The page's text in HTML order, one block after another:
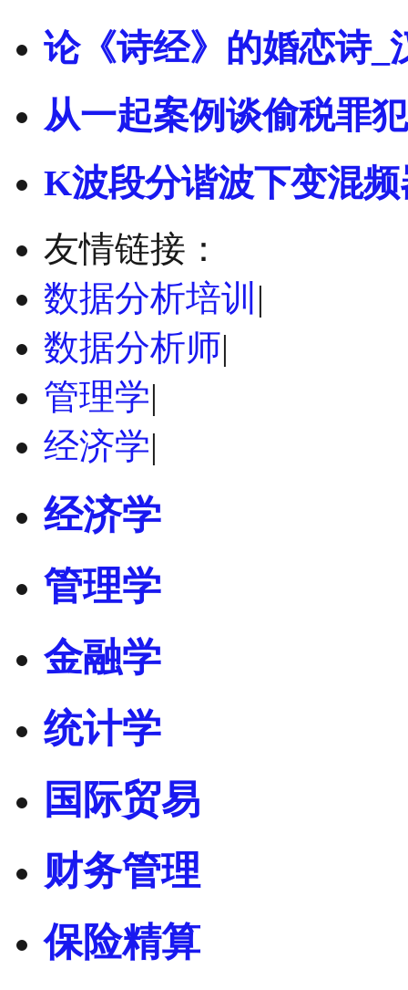
论《诗经》的婚恋诗_
从一起案例谈偷税罪
K波段分谐波下变混频
友情链接：
数据分析培训 |
数据分析师|
管理学|
经济学|
经济学
管理学
金融学
统计学
国际贸易
财务管理
保险精算